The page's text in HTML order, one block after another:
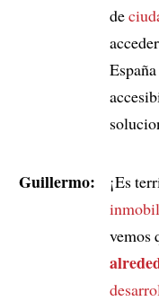
de
Guillermo:
¡Es
vemos